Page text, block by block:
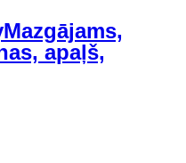
Mazgājams,
apaļš,